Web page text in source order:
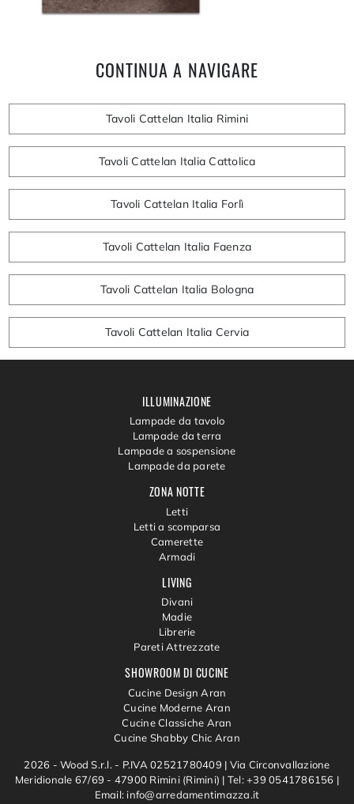
CONTINUA A NAVIGARE
Tavoli Cattelan Italia Rimini
Tavoli Cattelan Italia Cattolica
Tavoli Cattelan Italia Forlì
Tavoli Cattelan Italia Faenza
Tavoli Cattelan Italia Bologna
Tavoli Cattelan Italia Cervia
SHOWROOM DI CUCINE
Cucine Design Aran
Cucine Moderne Aran
Cucine Classiche Aran
Cucine Shabby Chic Aran
LIVING
Divani
Madie
Librerie
Pareti Attrezzate
ZONA NOTTE
Letti
Letti a scomparsa
Camerette
Armadi
ILLUMINAZIONE
Lampade da tavolo
Lampade da terra
Lampade a sospensione
Lampade da parete
2026 - Wood S.r.l. - P.IVA 02521780409 | Via Circonvallazione
Meridionale 67/69 - 47900 Rimini (Rimini) | Tel: +39 0541786156 |
Email: info@arredamentimazza.it